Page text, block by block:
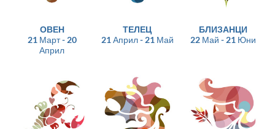
ОВЕН
21 Март - 20
Април
ТЕЛЕЦ
21 Април - 21 Май
БЛИЗАНЦИ
22 Май - 21 Юни